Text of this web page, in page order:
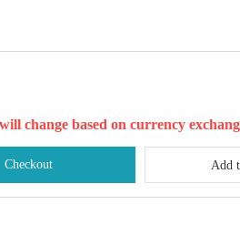
change based on currency
Checkout Add